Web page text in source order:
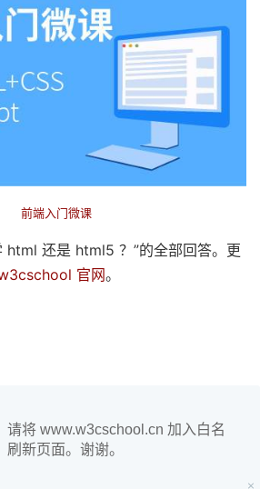
前端入门微课
html 还是 html5 ？”的全部回答。更
官网。
请将 www.w3cschool.cn 加入白名
新页面。谢谢。